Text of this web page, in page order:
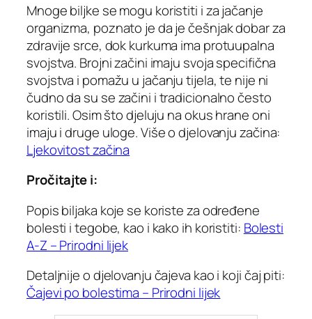
Mnoge biljke se mogu koristiti i za jačanje
organizma, poznato je da je češnjak dobar za
zdravije srce, dok kurkuma ima protuupalna
svojstva. Brojni začini imaju svoja specifična
svojstva i pomažu u jačanju tijela, te nije ni
čudno da su se začini i tradicionalno često
koristili. Osim što djeluju na okus hrane oni
imaju i druge uloge. Više o djelovanju začina:
Ljekovitost začina
Pročitajte i:
Popis biljaka koje se koriste za određene
bolesti i tegobe, kao i kako ih koristiti: Bolesti
A-Z – Prirodni lijek
Detaljnije o djelovanju čajeva kao i koji čaj piti:
Čajevi po bolestima – Prirodni lijek